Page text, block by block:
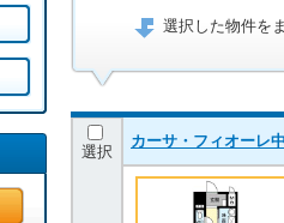
選択した物件を
選択
カーサ・フィオーレ